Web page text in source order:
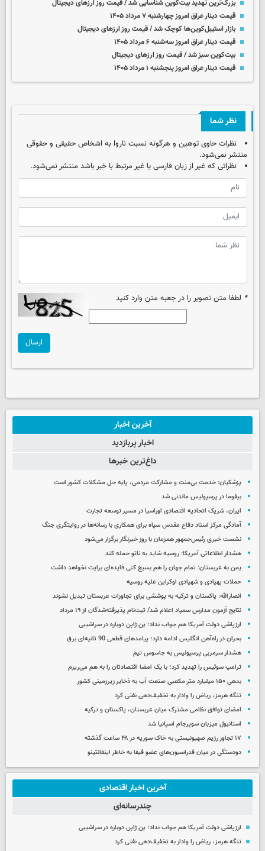
بزرگ‌ترین تهدید بیت‌کوین شناسایی شد / قیمت روز ارزهای دیجیتال
قیمت دینار عراق امروز چهارشنبه ۷ مرداد ۱۴۰۵
بازار استیبل‌کوین‌ها کوچک شد / قیمت روز ارزهای دیجیتال
قیمت دینار عراق امروز سه‌شنبه ۶ مرداد ۱۴۰۵
بیت‌کوین سبز شد / قیمت روز ارزهای دیجیتال
قیمت دینار عراق امروز پنجشنبه ۱ مرداد ۱۴۰۵
نظر شما
نظرات حاوی توهین و هرگونه نسبت ناروا به اشخاص حقیقی و حقوقی
منتشر نمی‌شود.
نظراتی که غیر از زبان فارسی یا غیر مرتبط با خبر باشد منتشر نمی‌شود.
* لطفا متن تصویر را در جعبه متن وارد کنید
ارسال
آخرین اخبار
اخبار پربازدید
داغ‌ترین خبرها
پزشکیان: خدمت بی‌منت و مشارکت مردمی، پایه حل مشکلات کشور است
بیفوما در پرسپولیس ماندنی شد
ایران، شریک اتحادیه اقتصادی اوراسیا در مسیر توسعه تجارت
آمادگی مرکز اسناد دفاع مقدس سپاه برای همکاری با رسانه‌ها در روایتگری جنگ
نشست خبری رئیس‌جمهور همزمان با روز خبرنگار برگزار می‌شود
هشدار اطلاعاتی آمریکا: روسیه شاید به ناتو حمله کند
یمن به عربستان: تمام جهان را هم بسیج کنی فایده‌ای برایت نخواهد داشت
حملات پهپادی و شهپادی اوکراین علیه روسیه
انصارالله: پاکستان و ترکیه به پوششی برای تجاوزات عربستان تبدیل نشوند
نتایج آزمون مدارس سمپاد اعلام شد/ ثبت‌نام پذیرفته‌شدگان از ۱۹ مرداد
ارزپاشی دولت آمریکا هم جواب نداد؛ ین ژاپن دوباره در سراشیبی
بحران در راه‌آهن انگلیس ادامه دارد؛ پیامدهای قطعی 90 ثانیه‌ای برق
هشدار سرمربی پرسپولیس به جاسوس تیم
ترامپ سوئیس را تهدید کرد؛ با یک امضا اقتصادتان را به هم می‌ریزم
بدهی ۱۵۰ میلیارد متر مکعبی صنعت آب به ذخایر زیرزمینی کشور
تنگه هرمز، ریاض را وادار به تخفیف‌دهی نفتی کرد
امضای توافق نظامی مشترک میان عربستان، پاکستان و ترکیه
استانبول میزبان سوپرجام اسپانیا شد
۱۷ تجاوز رژیم صهیونیستی به خاک سوریه در ۴۸ ساعت گذشته
دودستگی در میان فدراسیون‌های عضو فیفا به خاطر اینفانتینو
آخرین اخبار اقتصادی
چندرسانه‌ای
ارزپاشی دولت آمریکا هم جواب نداد؛ ین ژاپن دوباره در سراشیبی
تنگه هرمز، ریاض را وادار به تخفیف‌دهی نفتی کرد